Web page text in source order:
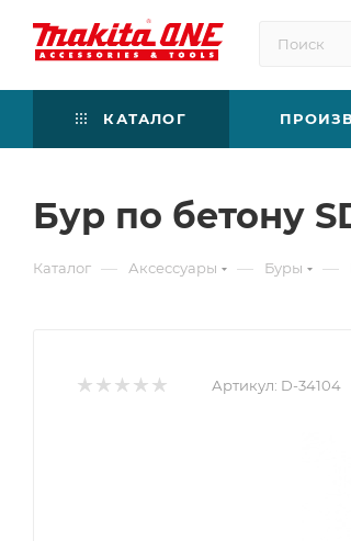
КАТАЛОГ
Бур по бетону
Каталог — Аксессуары — Буры —
Артикул: D-34104